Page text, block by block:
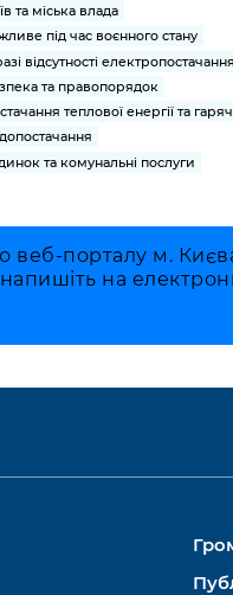
та міська влада
під час воєнного стану
відсутності електропостачання
та правопорядок
теплової енергії та
та комунальні послуги
порталу м.
на